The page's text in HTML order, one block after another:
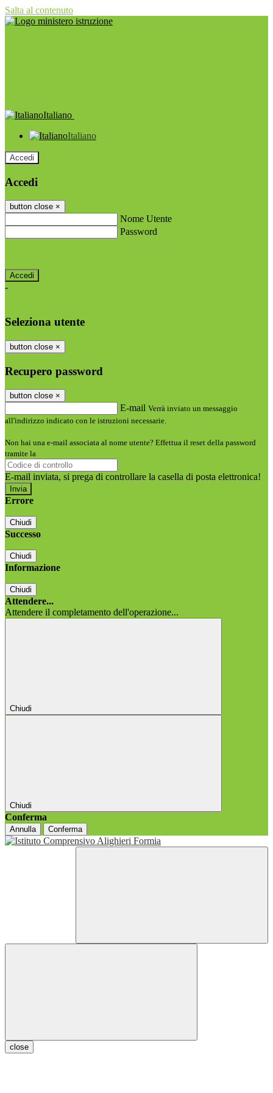
Salta al contenuto
Italiano
Italiano
Accedi
Accedi
button close ×
Nome Utente
Password
-
Seleziona utente
button close ×
Recupero password
button close ×
E-mail Verrà inviato un messaggio
all'indirizzo indicato con le istruzioni necessarie.
Non hai una e-mail associata al nome utente? Effettua il reset della password
tramite la
E-mail inviata, si prega di controllare la casella di posta elettronica!
Errore
Chiudi
Successo
Chiudi
Informazione
Chiudi
Attendere...
Attendere il completamento dell'operazione...
Chiudi
Chiudi
Conferma
Annulla Conferma
close